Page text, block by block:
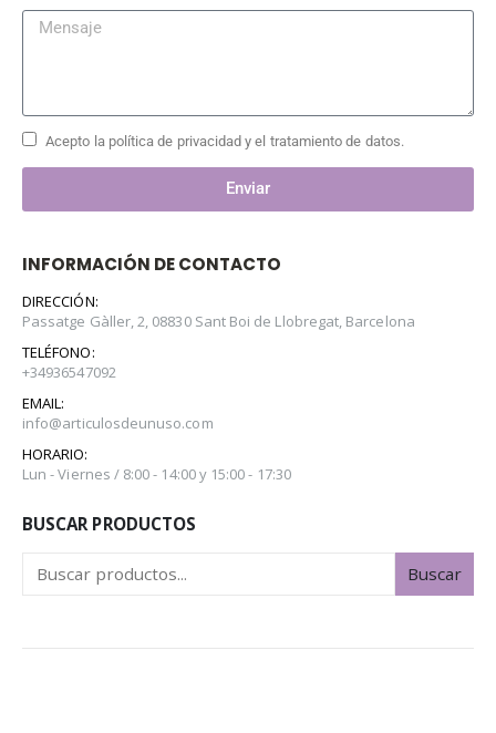
Acepto la política de privacidad y el tratamiento de datos.
Enviar
INFORMACIÓN DE CONTACTO
DIRECCIÓN:
Passatge Gàller, 2, 08830 Sant Boi de Llobregat, Barcelona
TELÉFONO:
+34936547092
EMAIL:
info@articulosdeunuso.com
HORARIO:
Lun - Viernes / 8:00 - 14:00 y 15:00 - 17:30
BUSCAR PRODUCTOS
Buscar